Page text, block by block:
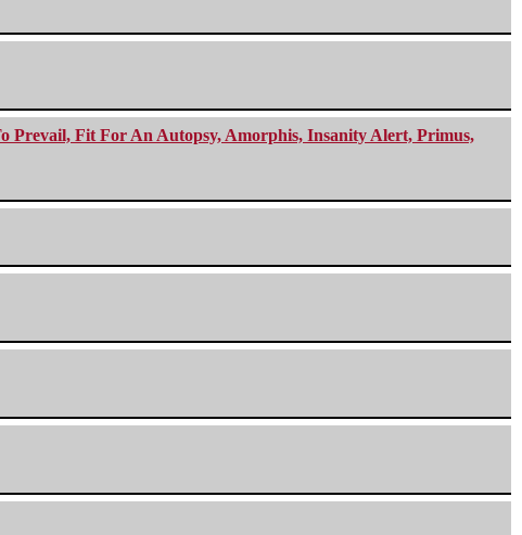
Prevail, Fit For An Autopsy, Amorphis, Insanity Alert, Primus,